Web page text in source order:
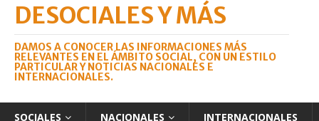
DESOCIALES Y MÁS
DAMOS A CONOCER LAS INFORMACIONES MÁS
RELEVANTES EN EL ÁMBITO SOCIAL, CON UN ESTILO
PARTICULAR Y NOTICIAS NACIONALES E
INTERNACIONALES.
SOCIALES NACIONALES INTERNACIONALES